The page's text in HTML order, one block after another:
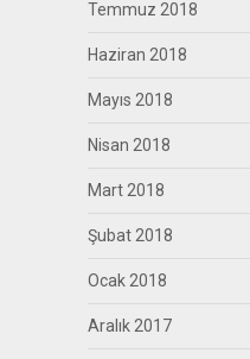
Temmuz 2018
Haziran 2018
Mayıs 2018
Nisan 2018
Mart 2018
Şubat 2018
Ocak 2018
Aralık 2017